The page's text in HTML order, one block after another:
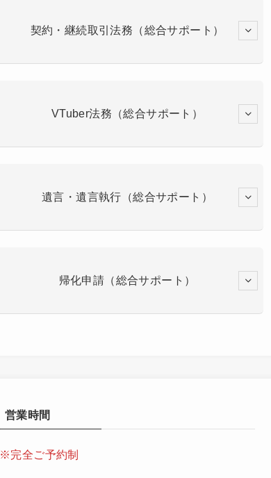
契約・継続取引法務（総合サポート）
VTuber法務（総合サポート）
遺言・遺言執行（総合サポート）
帰化申請（総合サポート）
営業時間
※完全ご予約制